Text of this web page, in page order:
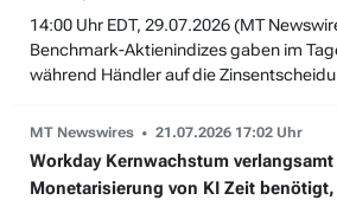
14:00 Uhr EDT, 29.07.2026 (MT
Benchmark-Aktienindizes gaben im
während Händler auf die
MT Newswires 21.07.2026 17:02 Uhr
Workday Kernwachstum
Monetarisierung von KI Zeit